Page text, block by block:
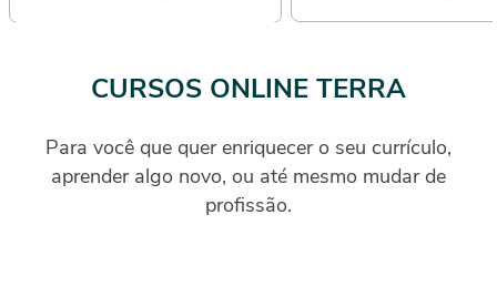
CURSOS ONLINE TERRA
Para você que quer enriquecer o seu currículo,
aprender algo novo, ou até mesmo mudar de
profissão.